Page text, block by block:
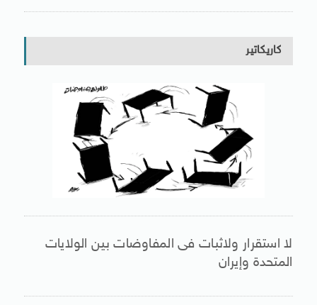
كاريكاتير
لا استقرار ولاثبات فى المفاوضات بين الولايات
المتحدة وإيران